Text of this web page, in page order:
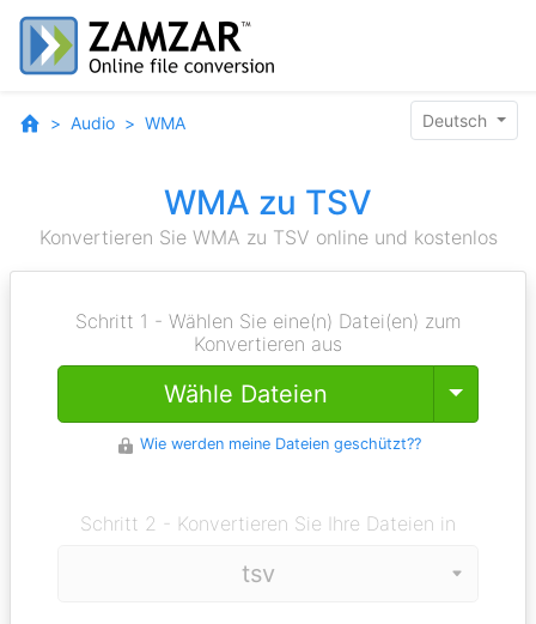
Audio WMA Deutsch
WMA zu TSV
Konvertieren Sie WMA zu TSV online und kostenlos
Schritt 1 - Wählen Sie eine(n) Datei(en) zum
Konvertieren aus
Wähle Dateien Toggle
Wie werden meine Dateien geschützt??
Schritt 2 - Konvertieren Sie Ihre Dateien in